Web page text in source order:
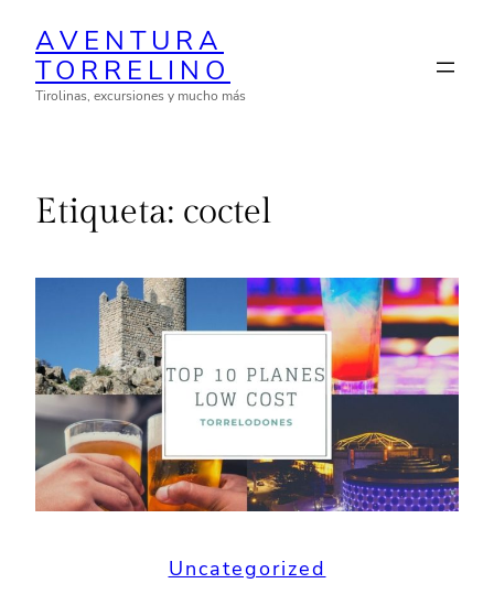
contenido
AVENTURA
TORRELINO
Tirolinas, excursiones y mucho más
Etiqueta: coctel
Uncategorized